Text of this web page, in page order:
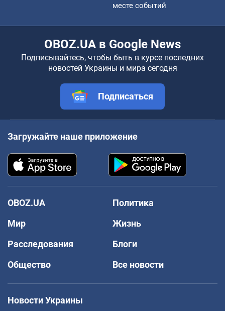
месте событий
OBOZ.UA в Google News
Подписывайтесь, чтобы быть в курсе последних
новостей Украины и мира сегодня
Подписаться
Загружайте наше приложение
OBOZ.UA
Политика
Мир
Жизнь
Расследования
Блоги
Общество
Все новости
Новости Украины